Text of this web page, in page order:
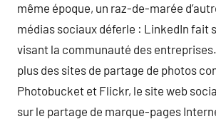
même époque, un raz-de-marée
médias sociaux déferle : LinkedIn fait
visant la communauté des
plus des sites de partage de photos
Photobucket et Flickr, le site web
sur le partage de marque-pages